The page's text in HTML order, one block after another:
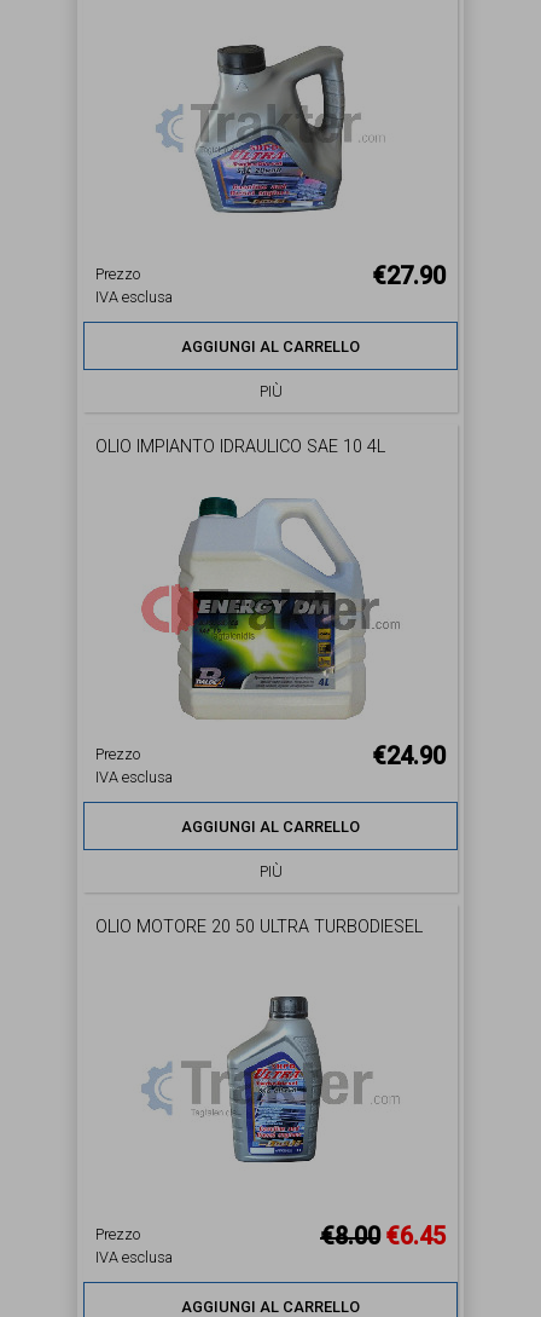
Prezzo
IVA esclusa
€27.90
AGGIUNGI AL CARRELLO
PIÙ
OLIO IMPIANTO IDRAULICO SAE 10 4L
Prezzo
IVA esclusa
€24.90
AGGIUNGI AL CARRELLO
PIÙ
OLIO MOTORE 20 50 ULTRA TURBODIESEL
Prezzo
IVA esclusa
€8.00 €6.45
AGGIUNGI AL CARRELLO